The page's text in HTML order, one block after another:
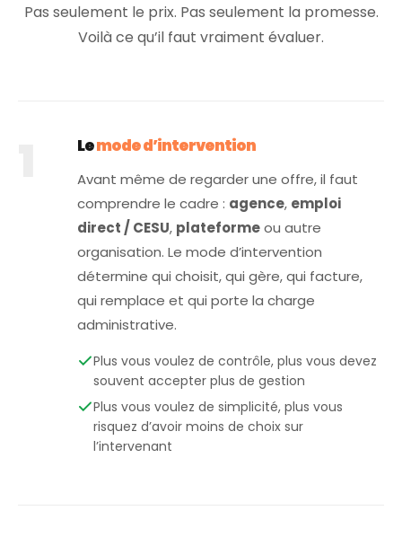
Pas seulement le prix. Pas seulement la promesse.
Voilà ce qu’il faut vraiment évaluer.
Lemode d’intervention
Avant même de regarder une offre, il faut
comprendre le cadre : agence, emploi
direct / CESU, plateformeou autre
organisation. Le mode d’intervention
détermine qui choisit, qui gère, qui facture,
qui remplace et qui porte la charge
administrative.
Plus vous voulez de contrôle, plus vous devez
souvent accepter plus de gestion
Plus vous voulez de simplicité, plus vous
risquez d’avoir moins de choix sur
l’intervenant